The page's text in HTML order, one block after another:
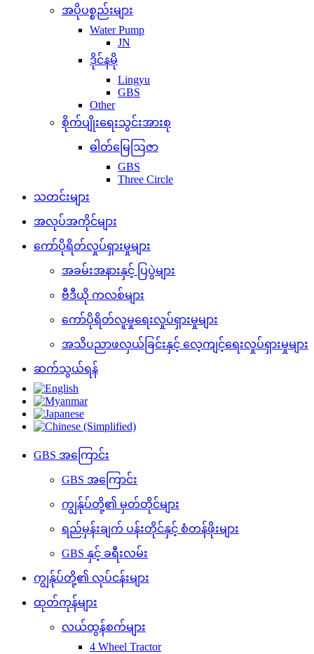
အပိုပစ္စည်းများ
Water Pump
JN
ဒိုင်နမို
Lingyu
GBS
Other
စိုက်ပျိုးရေးသွင်းအားစု
ဓါတ်မြေဩဇာ
GBS
Three Circle
သတင်းများ
အလုပ်အကိုင်များ
ကော်ပိုရိတ်လှုပ်ရှားမှုများ
အခမ်းအနားနှင့် ပြပွဲများ
ဗီဒီယို ကလစ်များ
ကော်ပိုရိတ်လူမှုရေးလှုပ်ရှားမှုများ
အသိပညာဖလှယ်ခြင်းနှင့် လေ့ကျင့်ရေးလှုပ်ရှားမှုများ
ဆက်သွယ်ရန်
GBS အကြောင်း
GBS အကြောင်း
ကျွန်ုပ်တို့၏ မှတ်တိုင်များ
ရည်မှန်းချက် ပန်းတိုင်နှင့် စံတန်ဖိုးများ
GBS နှင့် ခရီးလမ်း
ကျွန်ုပ်တို့၏ လုပ်ငန်းများ
ထုတ်ကုန်များ
လယ်ထွန်စက်များ
4 Wheel Tractor